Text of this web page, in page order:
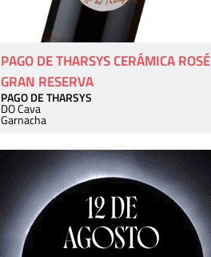
PAGO DE THARSYS CERÁMICA ROSÉ
GRAN RESERVA
PAGO DE THARSYS
DO Cava
Garnacha